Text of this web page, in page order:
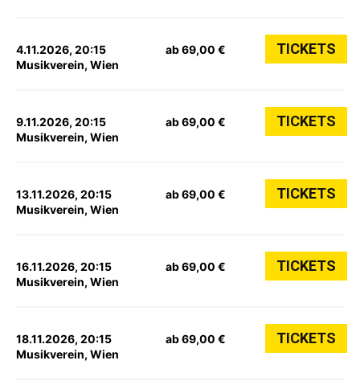
4.11.2026, 20:15
Musikverein, Wien
ab 69,00 € TICKETS
9.11.2026, 20:15
Musikverein, Wien
ab 69,00 € TICKETS
13.11.2026, 20:15
Musikverein, Wien
ab 69,00 € TICKETS
16.11.2026, 20:15
Musikverein, Wien
ab 69,00 € TICKETS
18.11.2026, 20:15
Musikverein, Wien
ab 69,00 € TICKETS